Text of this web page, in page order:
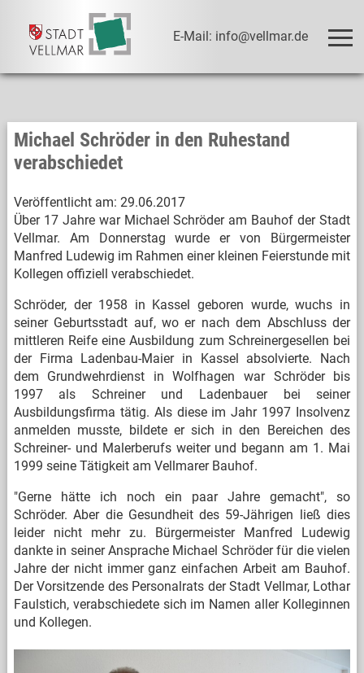
E-Mail: info@vellmar.de
Michael Schröder in den Ruhestand
verabschiedet
Veröffentlicht am: 29.06.2017
Über 17 Jahre war Michael Schröder am Bauhof der Stadt
Vellmar. Am Donnerstag wurde er von Bürgermeister
Manfred Ludewig im Rahmen einer kleinen Feierstunde mit
Kollegen offiziell verabschiedet.
Schröder, der 1958 in Kassel geboren wurde, wuchs in
seiner Geburtsstadt auf, wo er nach dem Abschluss der
mittleren Reife eine Ausbildung zum Schreinergesellen bei
der Firma Ladenbau-Maier in Kassel absolvierte. Nach
dem Grundwehrdienst in Wolfhagen war Schröder bis
1997 als Schreiner und Ladenbauer bei seiner
Ausbildungsfirma tätig. Als diese im Jahr 1997 Insolvenz
anmelden musste, bildete er sich in den Bereichen des
Schreiner- und Malerberufs weiter und begann am 1. Mai
1999 seine Tätigkeit am Vellmarer Bauhof.
"Gerne hätte ich noch ein paar Jahre gemacht", so
Schröder. Aber die Gesundheit des 59-Jährigen ließ dies
leider nicht mehr zu. Bürgermeister Manfred Ludewig
dankte in seiner Ansprache Michael Schröder für die vielen
Jahre der nicht immer ganz einfachen Arbeit am Bauhof.
Der Vorsitzende des Personalrats der Stadt Vellmar, Lothar
Faulstich, verabschiedete sich im Namen aller Kolleginnen
und Kollegen.